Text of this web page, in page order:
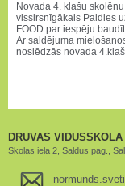
Novada 4. klašu
vissirsnīgākais Paldies
FOOD par iespēju
Ar saldējuma
noslēdzās novada
DRUVAS VIDUSSKOLA
Skolas iela 2, Saldus pag.,